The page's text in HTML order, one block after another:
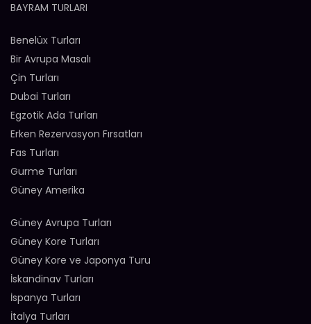
BAYRAM TURLARI
Benelüx Turları
Bir Avrupa Masalı
Çin Turları
Dubai Turları
Egzotik Ada Turları
Erken Rezervasyon Fırsatları
Fas Turları
Gurme Turları
Güney Amerika
Güney Avrupa Turları
Güney Kore Turları
Güney Kore ve Japonya Turu
İskandinav Turları
İspanya Turları
İtalya Turları